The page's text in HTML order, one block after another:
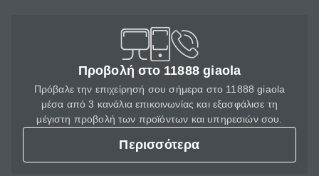
Προβολή στο 11888 giaola
Πρόβαλε την επιχείρησή σου σήμερα στο 11888 giaola
μέσα από 3 κανάλια επικοινωνίας και εξασφάλισε τη
μέγιστη προβολή των προϊόντων και υπηρεσιών σου.
Περισσότερα